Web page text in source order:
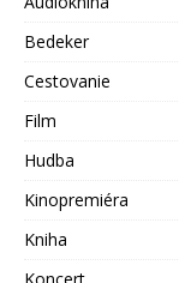
Bedeker
Cestovanie
Film
Hudba
Kinopremiéra
Kniha
Koncert